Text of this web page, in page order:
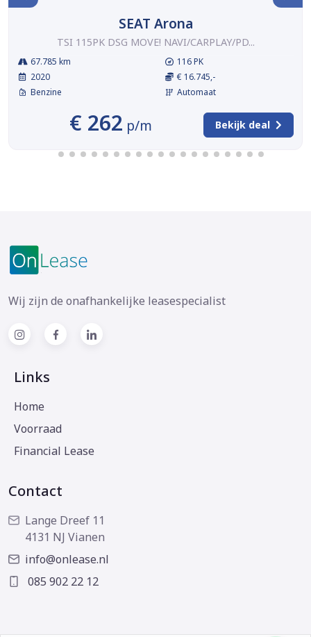
SEAT Arona
TSI 115PK DSG MOVE! NAVI/CARPLAY/PD...
67.785 km
2020
Benzine
116 PK
€ 16.745,-
Automaat
€ 262 p/m Bekijk deal
Wij zijn de onafhankelijke leasespecialist
Links
Home
Voorraad
Financial Lease
Contact
Lange Dreef 11
4131 NJ Vianen
info@onlease.nl
085 902 22 12